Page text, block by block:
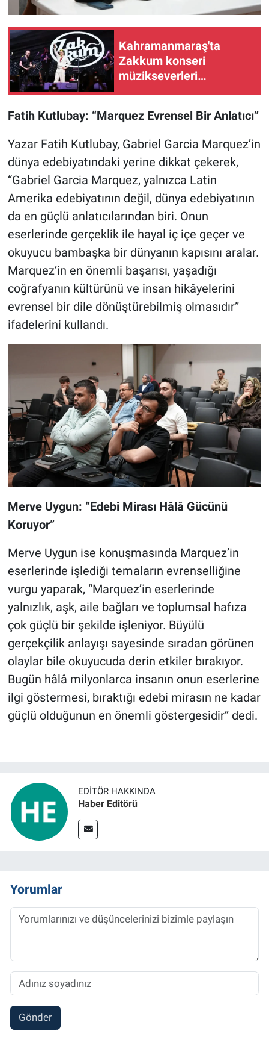
Kahramanmaraş'ta
Zakkum konseri
müzikseverleri
buluşturacak!
Fatih Kutlubay: “Marquez Evrensel Bir Anlatıcı”
Yazar Fatih Kutlubay, Gabriel Garcia Marquez’in
dünya edebiyatındaki yerine dikkat çekerek,
“Gabriel Garcia Marquez, yalnızca Latin
Amerika edebiyatının değil, dünya edebiyatının
da en güçlü anlatıcılarından biri. Onun
eserlerinde gerçeklik ile hayal iç içe geçer ve
okuyucu bambaşka bir dünyanın kapısını aralar.
Marquez’in en önemli başarısı, yaşadığı
coğrafyanın kültürünü ve insan hikâyelerini
evrensel bir dile dönüştürebilmiş olmasıdır”
ifadelerini kullandı.
Merve Uygun: “Edebi Mirası Hâlâ Gücünü
Koruyor”
Merve Uygun ise konuşmasında Marquez’in
eserlerinde işlediği temaların evrenselliğine
vurgu yaparak, “Marquez’in eserlerinde
yalnızlık, aşk, aile bağları ve toplumsal hafıza
çok güçlü bir şekilde işleniyor. Büyülü
gerçekçilik anlayışı sayesinde sıradan görünen
olaylar bile okuyucuda derin etkiler bırakıyor.
Bugün hâlâ milyonlarca insanın onun eserlerine
ilgi göstermesi, bıraktığı edebi mirasın ne kadar
güçlü olduğunun en önemli göstergesidir” dedi.
EDITÖR HAKKINDA
Haber Editörü
Yorumlar
Gönder